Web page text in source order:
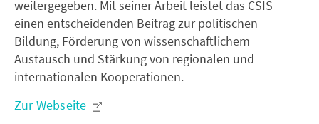
weitergegeben. Mit seiner Arbeit leistet das CSIS
einen entscheidenden Beitrag zur politischen
Bildung, Förderung von wissenschaftlichem
Austausch und Stärkung von regionalen und
internationalen Kooperationen.
Zur Webseite